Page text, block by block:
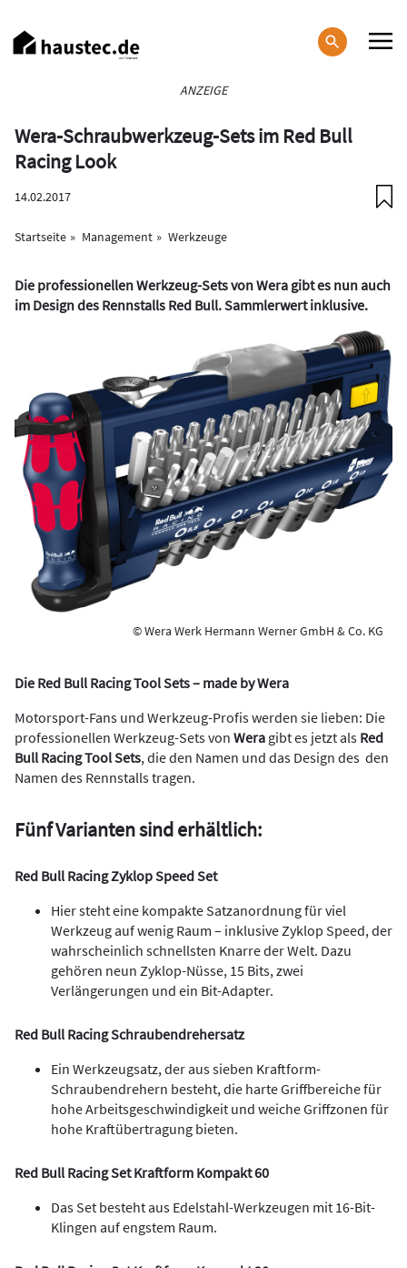
zum
Inhalt
ANZEIGE
Wera-Schraubwerkzeug-Sets im Red Bull
Racing Look
14.02.2017
Startseite Management Werkzeuge
Die professionellen Werkzeug-Sets von Wera gibt es nun auch
im Design des Rennstalls Red Bull. Sammlerwert inklusive.
© Wera Werk Hermann Werner GmbH & Co. KG
Die Red Bull Racing Tool Sets – made by Wera
Motorsport-Fans und Werkzeug-Profis werden sie lieben: Die
professionellen Werkzeug-Sets von Wera gibt es jetzt als Red
Bull Racing Tool Sets, die den Namen und das Design des den
Namen des Rennstalls tragen.
Fünf Varianten sind erhältlich:
Red Bull Racing Zyklop Speed Set
Hier steht eine kompakte Satzanordnung für viel
Werkzeug auf wenig Raum – inklusive Zyklop Speed, der
wahrscheinlich schnellsten Knarre der Welt. Dazu
gehören neun Zyklop-Nüsse, 15 Bits, zwei
Verlängerungen und ein Bit-Adapter.
Red Bull Racing Schraubendrehersatz
Ein Werkzeugsatz, der aus sieben Kraftform-
Schraubendrehern besteht, die harte Griffbereiche für
hohe Arbeitsgeschwindigkeit und weiche Griffzonen für
hohe Kraftübertragung bieten.
Red Bull Racing Set Kraftform Kompakt 60
Das Set besteht aus Edelstahl-Werkzeugen mit 16-Bit-
Klingen auf engstem Raum.